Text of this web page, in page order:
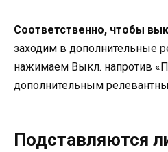
Соответственно, чтобы
заходим в дополнительные
нажимаем Выкл. напротив
дополнительным
Подставляются